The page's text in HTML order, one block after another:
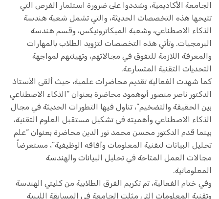
الجامعة الأكاديمية، وشددوا على ضرورة استثمار الفرص التي
تتيحها هذه التخصصات الحديثة، والتي تشمل شعبة هندسة
الذكاء الاصطناعي، وشعبة الميكاترونيكس، وقسم هندسة
البرمجيات. وتأتي هذه التخصصات لتزويد الطلاب بالمهارات
والمعرفة اللازمة للتفوق في مجالاتهم، وتهيئتهم لمواجهة
التحديات التقنية المتسارعة.
كما شهدت الفعالية تقديم محاضرات علمية، حيث ألقى الأستاذ
الدكتور ناصر منصور أبوهمود محاضرة بعنوان “الذكاء الاصطناعي
بين الحقيقة والتضخيم”، تناول فيها التطورات الحديثة في مجال
الذكاء الاصطناعي وأهميته في تشكيل مستقبل العلوم التقنية،
بينما قدم الدكتور محسن محمد نور الدين محاضرة بعنوان “علم
تحليل البيانات لتقنية المعلومات وآفاقه الوظيفية”، مستعرضاً
مجالات العمل المتاحة في تحليل البيانات والهندسة
المعلوماتية.
وفي ختام الفعالية، تم تكريم الفرق الطلابية من كليتي الهندسة
وتقنية المعلومات التي مثلت الجامعة في المسابقة الليبية